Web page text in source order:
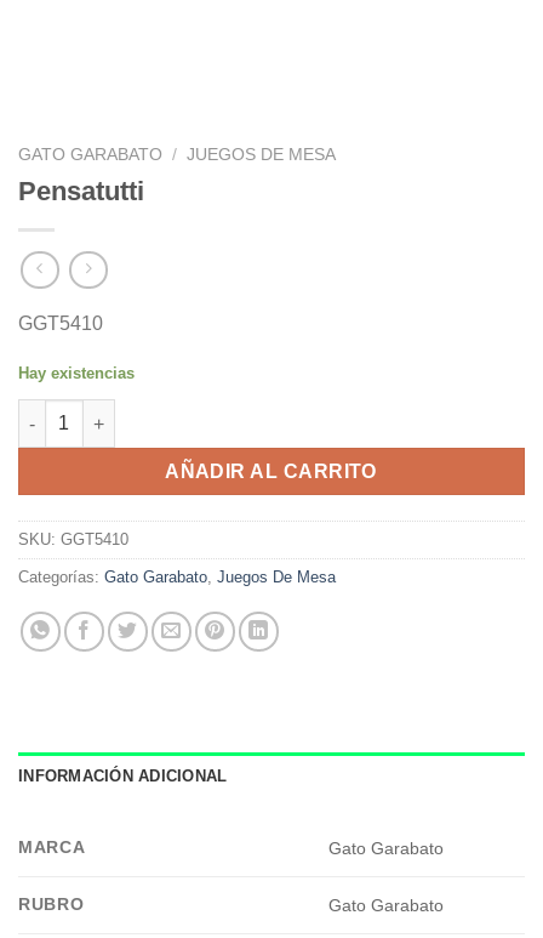
GATO GARABATO / JUEGOS DE MESA
Pensatutti
GGT5410
Hay existencias
Pensatutti cantidad
AÑADIR AL CARRITO
SKU: GGT5410
Categorías: Gato Garabato Juegos De Mesa
INFORMACIÓN ADICIONAL
MARCA Gato Garabato
RUBRO Gato Garabato